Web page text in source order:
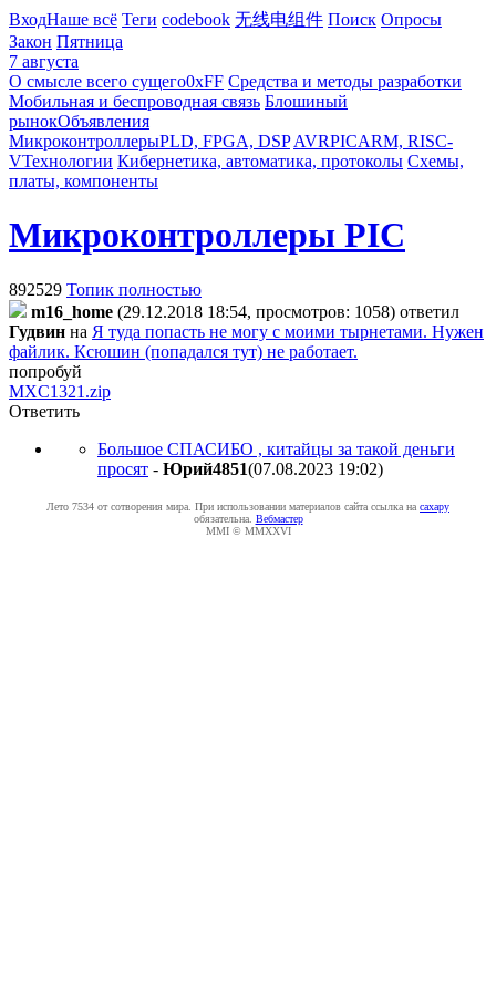
ВходНаше всё Теги codebook 无线电组件 Поиск Опросы
Закон Пятница
7 августа
О смысле всего сущего0xFF Средства и методы разработки
Мобильная и беспроводная связь Блошиный
рынокОбъявления
МикроконтроллерыPLD, FPGA, DSP AVRPICARM, RISC-
VТехнологии Кибернетика, автоматика, протоколы Схемы,
платы, компоненты
Микроконтроллеры PIC
892529 Топик полностью
m16_home (29.12.2018 18:54, просмотров: 1058) ответил
Гудвин на Я туда попасть не могу с моими тырнетами. Нужен
файлик. Ксюшин (попадался тут) не работает.
попробуй
MXC1321.zip
Ответить
Большое СПАСИБО , китайцы за такой деньги
просят - Юpий4851(07.08.2023 19:02)
Лето 7534 от сотворения мира. При использовании материалов сайта ссылка на caxapу
обязательна. Вебмастер
MMI © MMXXVI